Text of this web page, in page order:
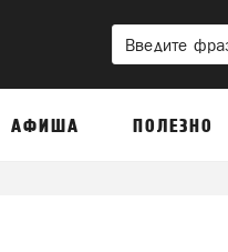
АФИША ПОЛЕЗНО